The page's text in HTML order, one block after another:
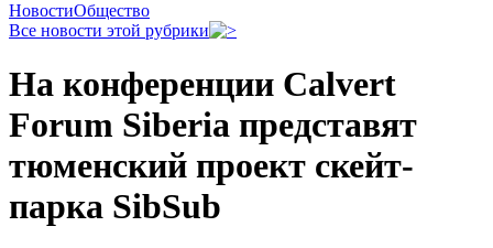
НовостиОбщество
Все новости этой рубрики
На конференции Calvert
Forum Siberia представят
тюменский проект скейт-
парка SibSub